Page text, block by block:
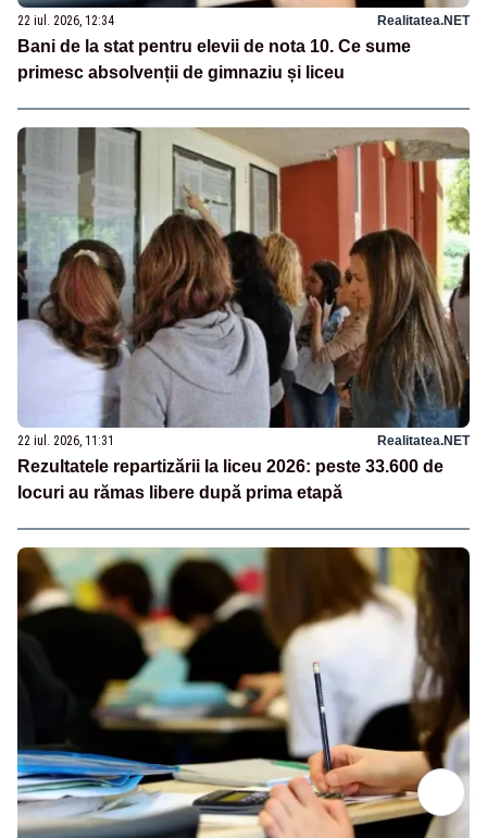
22 iul. 2026, 12:34 Realitatea.NET
Bani de la stat pentru elevii de nota 10. Ce sume
primesc absolvenții de gimnaziu și liceu
22 iul. 2026, 11:31 Realitatea.NET
Rezultatele repartizării la liceu 2026: peste 33.600 de
locuri au rămas libere după prima etapă